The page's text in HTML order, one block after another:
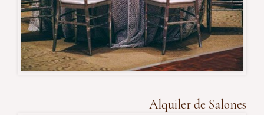
Alquiler de Salones